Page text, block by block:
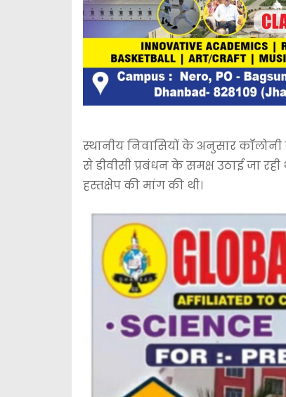
स्थानीय निवासियों के अनुसार
से डीवीसी प्रबंधन के समक्ष उठाई जा
हस्तक्षेप की मांग की थी।